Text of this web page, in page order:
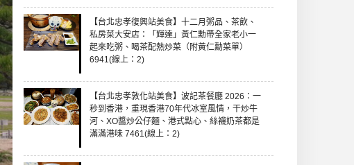
【台北忠孝復興站美食】十二月粥品、茶飲、
私房菜大安店：「輝達」黃仁勳帶全家老小一
起來吃粥、喝茶配熱炒菜（附黃仁勳菜單）
6941(線上：2)
【台北忠孝敦化站美食】波記茶餐廳 2026：一
秒到香港，重現香港70年代冰室風情，干炒牛
河、XO醬炒公仔麵、港式點心、絲襪奶茶都是
滿滿港味 7461(線上：2)